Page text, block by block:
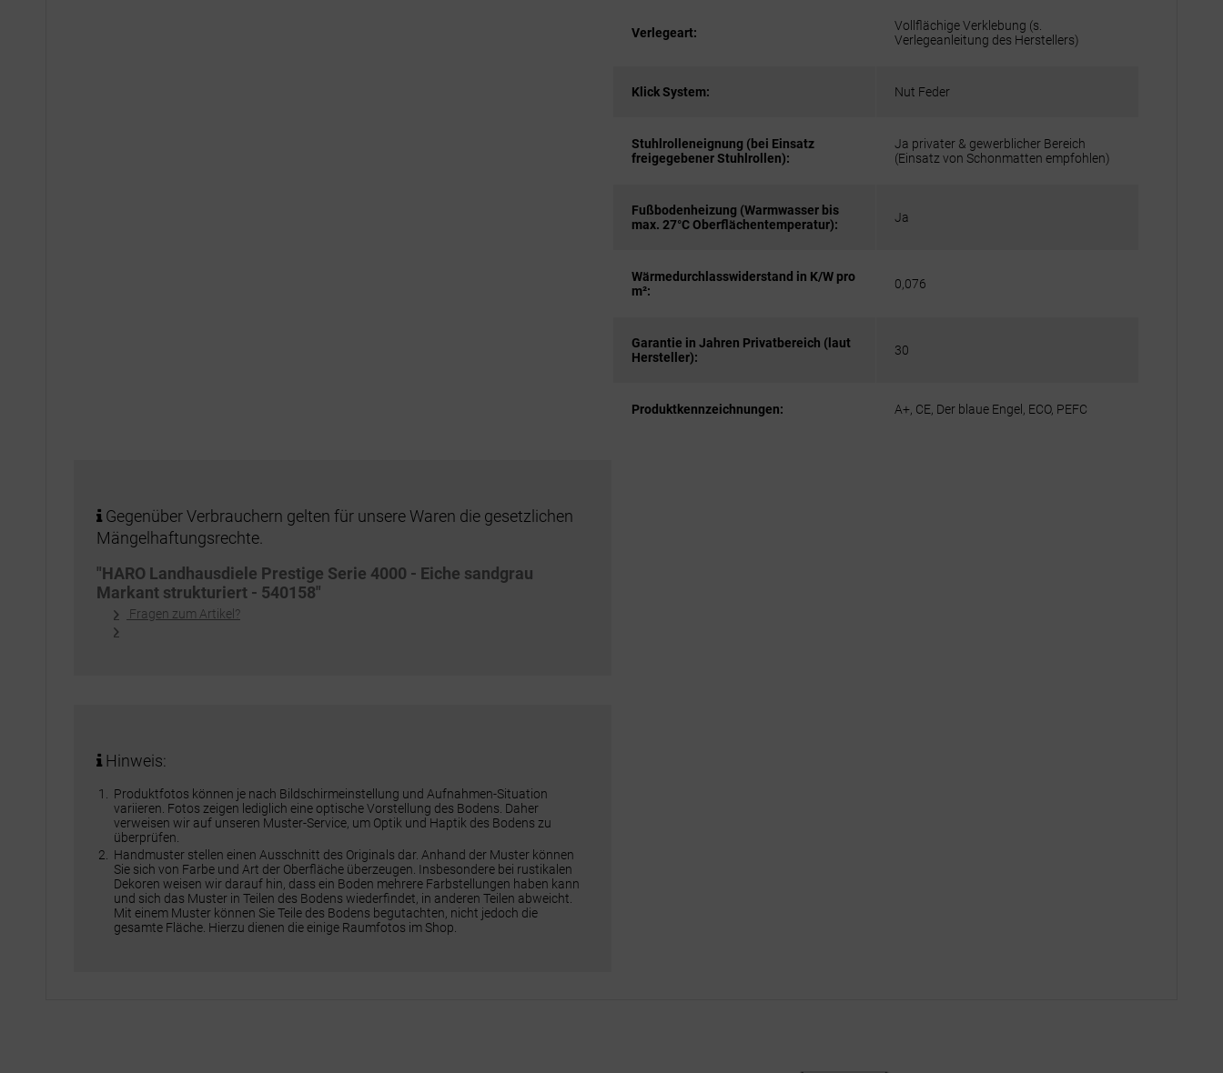
Verlegeart:
Vollflächige Verklebung (s.
Verlegeanleitung des Herstellers)
Klick System: Nut Feder
Stuhlrolleneignung (bei Einsatz
freigegebener Stuhlrollen):
Ja privater & gewerblicher Bereich
(Einsatz von Schonmatten empfohlen)
Fußbodenheizung (Warmwasser bis
max. 27°C Oberflächentemperatur):
Ja
Wärmedurchlasswiderstand in K/W pro
m²:
0,076
Garantie in Jahren Privatbereich (laut
Hersteller):
30
Produktkennzeichnungen: A+, CE, Der blaue Engel, ECO, PEFC
Gegenüber Verbrauchern gelten für unsere Waren die gesetzlichen
Mängelhaftungsrechte.
"HARO Landhausdiele Prestige Serie 4000 - Eiche sandgrau
Markant strukturiert - 540158"
Fragen zum Artikel?
Hinweis:
Produktfotos können je nach Bildschirmeinstellung und Aufnahmen-Situation
variieren. Fotos zeigen lediglich eine optische Vorstellung des Bodens. Daher
verweisen wir auf unseren Muster-Service, um Optik und Haptik des Bodens zu
überprüfen.
Handmuster stellen einen Ausschnitt des Originals dar. Anhand der Muster können
Sie sich von Farbe und Art der Oberfläche überzeugen. Insbesondere bei rustikalen
Dekoren weisen wir darauf hin, dass ein Boden mehrere Farbstellungen haben kann
und sich das Muster in Teilen des Bodens wiederfindet, in anderen Teilen abweicht.
Mit einem Muster können Sie Teile des Bodens begutachten, nicht jedoch die
gesamte Fläche. Hierzu dienen die einige Raumfotos im Shop.